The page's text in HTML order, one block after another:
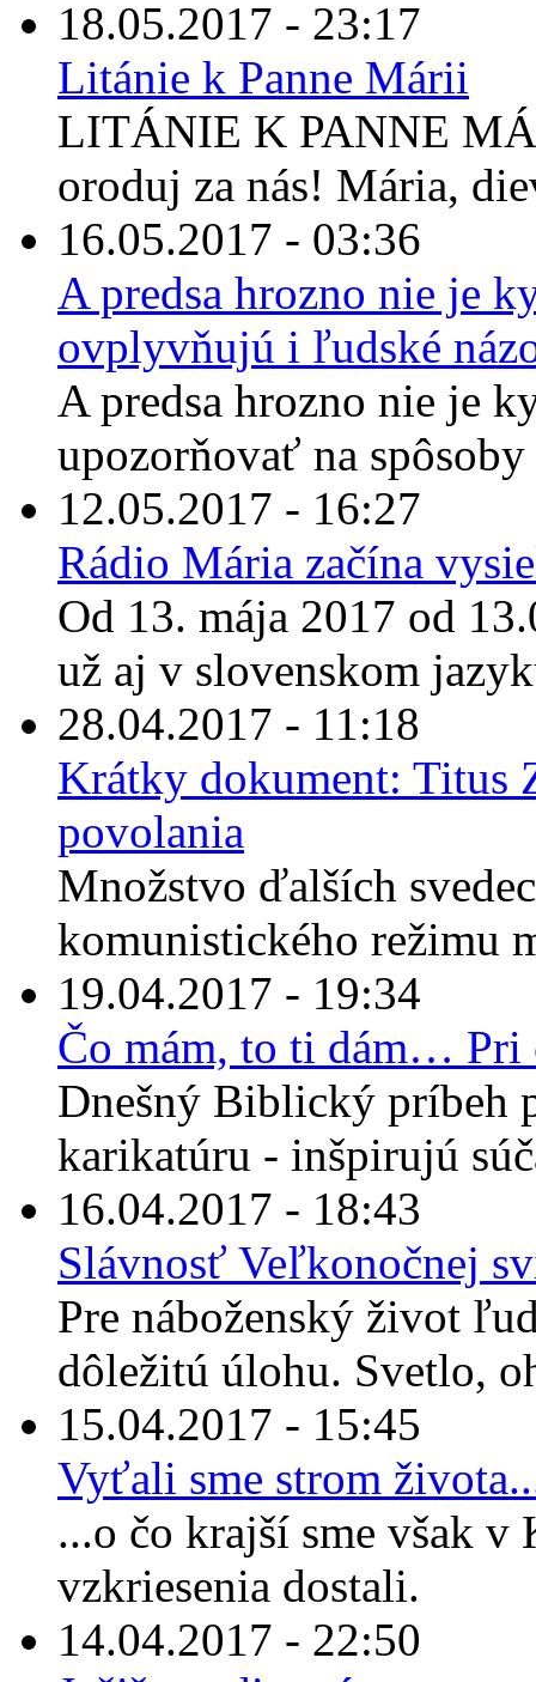
18.05.2017 - 23:17
Litánie k Panne Márii
LITÁNIE K PANNE
oroduj za nás! Mária,
16.05.2017 - 03:36
A predsa hrozno nie je
ovplyvňujú i ľudské
A predsa hrozno nie je
upozorňovať na
12.05.2017 - 16:27
Rádio Mária začína
Od 13. mája 2017 od
už aj v slovenskom
28.04.2017 - 11:18
Krátky dokument: Titus
povolania
Množstvo ďalších
komunistického režimu
19.04.2017 - 19:34
Čo mám, to ti dám… Pri
Dnešný Biblický príbeh
karikatúru - inšpirujú
16.04.2017 - 18:43
Slávnosť Veľkonočnej
Pre náboženský život
dôležitú úlohu. Svetlo,
15.04.2017 - 15:45
Vyťali sme strom
...o čo krajší sme však
vzkriesenia dostali.
14.04.2017 - 22:50